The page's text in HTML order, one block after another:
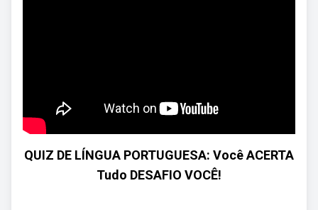
QUIZ DE LÍNGUA PORTUGUESA: Você ACERTA
Tudo DESAFIO VOCÊ!